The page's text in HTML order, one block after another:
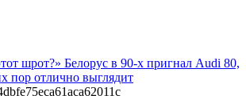
шрот?» Белорус в 90-х пригнал Audi 80,
пор отлично выглядит